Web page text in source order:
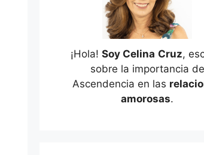
¡Hola! Soy Celina Cruz,
sobre la importancia de
Ascendencia en las
amorosas.